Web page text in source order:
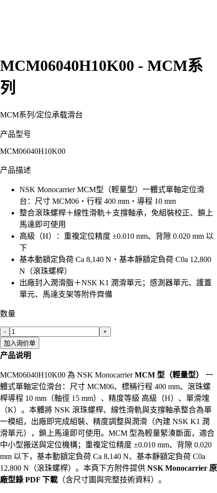
MCM06040H10K00 - MCM系
列
MCM系列 /定位承载滑台
产品型号
MCM06040H10K00
产品描述
NSK Monocarrier MCM型（輕量型）一體式單軸定位滑
台：尺寸 MCM06・行程 400 mm・導程 10 mm
整合滾珠螺桿＋線性滑軌＋支撐軸承，免組裝校正、鎖上
馬達即可使用
高級（H）：重複定位精度 ±0.010 mm、背隙 0.020 mm 以
下
基本動額定負荷 Ca 8,140 N・基本靜額定負荷 C0a 12,800
N（滾珠螺桿）
出廠封入潤滑脂＋NSK K1 潤滑單元；感測器單元、護蓋
單元、馬達支架等附件齊備
数量
-
+
加入询价单
产品说明
MCM06040H10K00 為 NSK MonocarrierMCM 型（輕量型）
一
體式單軸定位滑台：尺寸 MCM06、標稱行程 400 mm、滾珠螺
桿導程 10 mm（軸徑 15 mm）、精度等級 高級（H）、單滑塊
（K）。本體將 NSK 滾珠螺桿、線性滑軌與支撐軸承整合為單
一模組，出廠即完成組裝、精度調整與潤滑（內建 NSK K1 潤
滑單元），鎖上馬達即可使用。MCM 型為輕量緊湊斷面，適合
中小型搬送與定位機構；重複定位精度 ±0.010 mm、背隙 0.020
mm 以下，基本動額定負荷 Ca 8,140 N、基本靜額定負荷 C0a
12,800 N（滾珠螺桿）。本頁下方附件提供 NSK Monocarrier 原
廠型錄 PDF 下載 （含尺寸圖與完整技術資料）。